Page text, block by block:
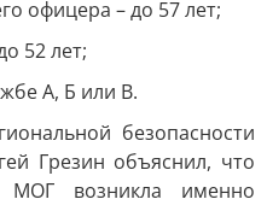
офицера – до 57 лет;
52 лет;
А, Б или В.
безопасности
Грезин объяснил, что
МОГ возникла именно